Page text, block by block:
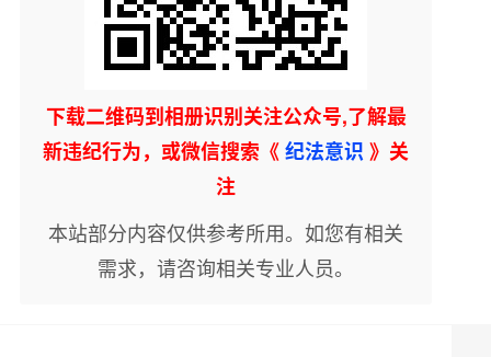
下载二维码到相册识别关注公众号,了解最
新违纪行为，或微信搜索《纪法意识 》关
注
本站部分内容仅供参考所用。如您有相关
需求，请咨询相关专业人员。